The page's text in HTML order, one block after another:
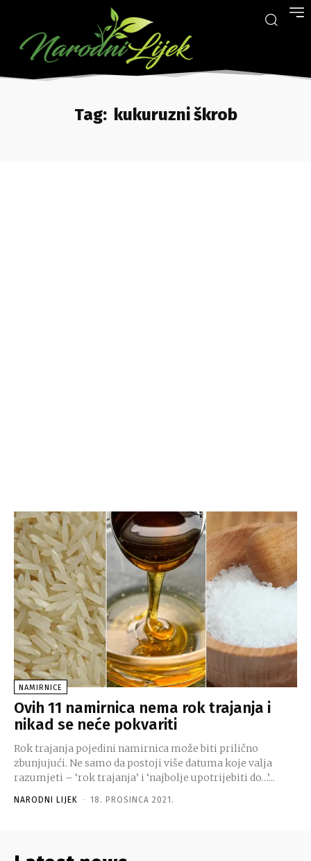
Tag: kukuruzni škrob
NAMIRNICE
Ovih 11 namirnica nema rok trajanja i
nikad se neće pokvariti
Rok trajanja pojedini namirnica može biti prilično
zbunjujući. Ne samo da postoji više datuma koje valja
razumjeti – ‘rok trajanja’ i ‘najbolje upotrijebiti do…’...
NARODNI LIJEK - 18. PROSINCA 2021.